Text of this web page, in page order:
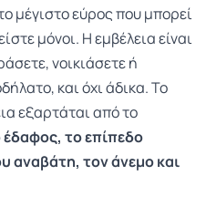
μέγιστο εύρος που μπορεί
μόνοι. Η εμβέλεια είναι
νοικιάσετε ή
και όχι άδικα. Το
εξαρτάται από το
το επίπεδο
αναβάτη, τον άνεμο και